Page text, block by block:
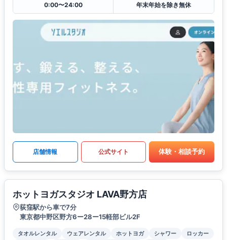
0:00〜24:00
年末年始を除き無休
店舗情報 公式サイト 体験・相談予約
ホットヨガスタジオ LAVA野方店
荻窪駅から車で7分
東京都中野区野方6ー28ー15軽部ビル2F
タオルレンタル ウェアレンタル ホットヨガ シャワー
ロッカー